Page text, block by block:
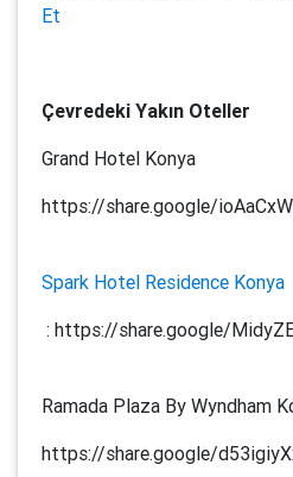
Et
Çevredeki Yakın Oteller
Grand Hotel Konya
https://share.google/
Spark Hotel Residence Konya
: https://share.google/
Ramada Plaza By Wyndham
https://share.google/